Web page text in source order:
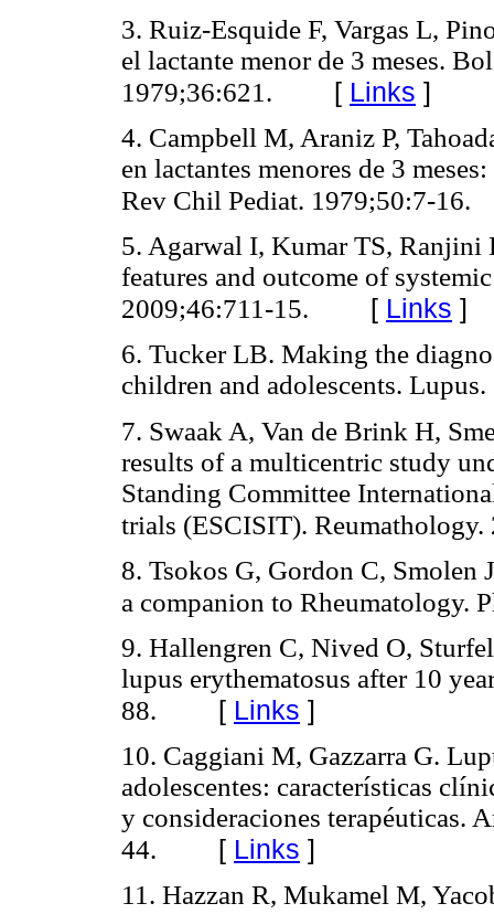
3. Ruiz-Esquide F, Vargas L,
el lactante menor de 3 meses.
1979;36:621. [ Links ]
4. Campbell M, Araniz P,
en lactantes menores de 3
Rev Chil Pediat. 1979;50:7-16.
5. Agarwal I, Kumar TS,
features and outcome of
2009;46:711-15. [ Links ]
6. Tucker LB. Making the
children and adolescents.
7. Swaak A, Van de Brink H,
results of a multicentric study
Standing Committee
trials (ESCISIT).
8. Tsokos G, Gordon C, Smolen
a companion to Rheumatology.
9. Hallengren C, Nived O,
lupus erythematosus after 10
88. [ Links ]
10. Caggiani M, Gazzarra G.
adolescentes: características
y consideraciones terapéuticas.
44. [ Links ]
11. Hazzan R, Mukamel M,